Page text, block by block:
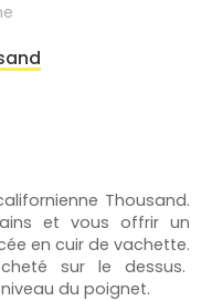
Thousand.
et vous offrir un
en cuir de vachette.
sur le dessus.
du poignet.